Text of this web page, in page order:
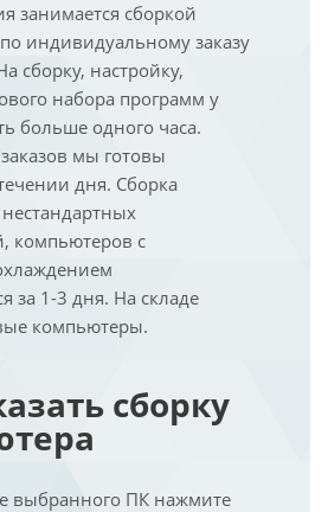
занимается сборкой
индивидуальному заказу
сборку, настройку,
набора программ у
больше одного часа.
мы готовы
дня. Сборка
компьютеров с
за 1-3 дня. На складе
компьютеры.
сборку
выбранного ПК нажмите